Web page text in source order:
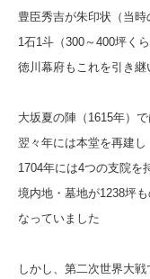
豊臣秀吉が朱印状（当
1石1斗（300～400坪く
徳川幕府もこれを引き継
大坂夏の陣（1615年）
翌々年には本堂を再建し
1704年には4つの支院を
境内地・墓地が1238坪
なっていました
しかし、第二次世界大戦